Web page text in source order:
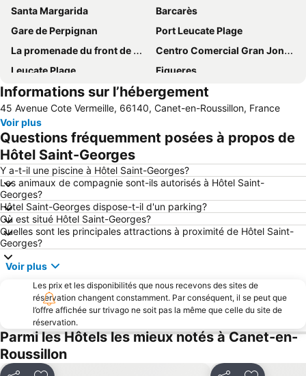
Santa Margarida
Barcarès
Gare de Perpignan
Port Leucate Plage
La promenade du front de mer
Centro Comercial Gran Jonquera
Leucate Plage
Figueres
La Franqui
La plage
Baie de Cadaques
Réserve Africaine de Sigean
Aqua Brava
d'Argelès-sur-mer
Port de Saint-Cyprien
Citadelle de Roses
Port de Collioure
De la Gare
Plage du Lydia
Le Port de Canet Plage
Aéroport de Perpignan - Rivesaltes
Plage Centrale
Porte d'Espagne
Le Port de Port Barcarès
Côte Vermeille
de Banyuls
Portbou
du Racou
Les étangs de Gruissan
De Canet
Parc des Expositions
Plage Sud
Port de plaisance
Perpignan-Bompas
Plage des Capellans
Informations sur l’hébergement
45 Avenue Cote Vermeille, 66140, Canet-en-Roussillon, France
Voir plus
Questions fréquemment posées à propos de
Hôtel Saint-Georges
Y a-t-il une piscine à Hôtel Saint-Georges?
Les animaux de compagnie sont-ils autorisés à Hôtel Saint-
Georges?
Hôtel Saint-Georges dispose-t-il d'un parking?
Où est situé Hôtel Saint-Georges?
Quelles sont les principales attractions à proximité de Hôtel Saint-
Georges?
Voir plus
Les prix et les disponibilités que nous recevons des sites de
réservation changent constamment. Par conséquent, il se peut que
l’offre affichée sur trivago ne soit pas la même que celle du site de
réservation.
Parmi les Hôtels les mieux notés à Canet-en-
Roussillon